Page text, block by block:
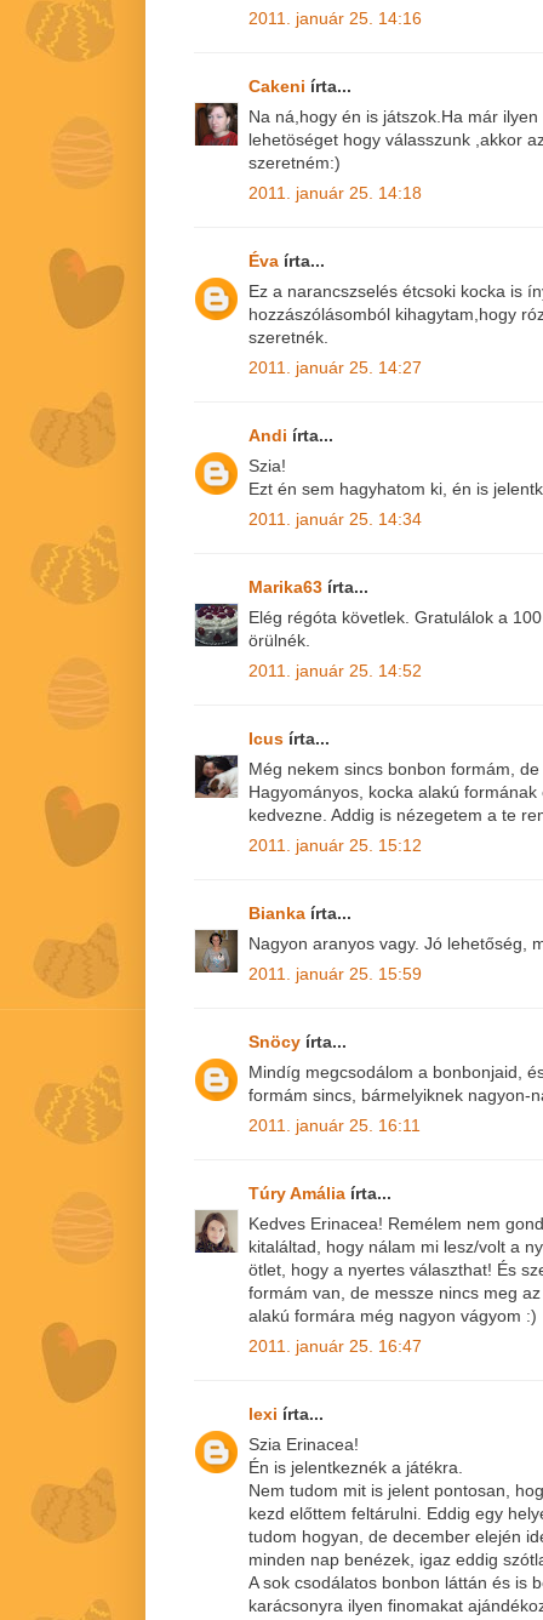
2011. január 25. 14:16
Cakeni írta...
Na ná,hogy én is játszok.Ha már
lehetöséget hogy válasszunk ,akkor
szeretném:)
2011. január 25. 14:18
Éva írta...
Ez a narancszselés étcsoki kocka is
hozzászólásomból kihagytam,hogy
szeretnék.
2011. január 25. 14:27
Andi írta...
Szia!
Ezt én sem hagyhatom ki, én is
2011. január 25. 14:34
Marika63 írta...
Elég régóta követlek. Gratulálok a
örülnék.
2011. január 25. 14:52
Icus írta...
Még nekem sincs bonbon formám,
Hagyományos, kocka alakú
kedvezne. Addig is nézegetem a te
2011. január 25. 15:12
Bianka írta...
Nagyon aranyos vagy. Jó lehetőség,
2011. január 25. 15:59
Snöcy írta...
Mindíg megcsodálom a bonbonjaid,
formám sincs, bármelyiknek nagyon-
2011. január 25. 16:11
Túry Amália írta...
Kedves Erinacea! Remélem nem
kitaláltad, hogy nálam mi lesz/volt a
ötlet, hogy a nyertes választhat! És
formám van, de messze nincs meg
alakú formára még nagyon vágyom :)
2011. január 25. 16:47
lexi írta...
Szia Erinacea!
Én is jelentkeznék a játékra.
Nem tudom mit is jelent pontosan,
kezd előttem feltárulni. Eddig egy
tudom hogyan, de december elején
minden nap benézek, igaz eddig
A sok csodálatos bonbon láttán és is
karácsonyra ilyen finomakat